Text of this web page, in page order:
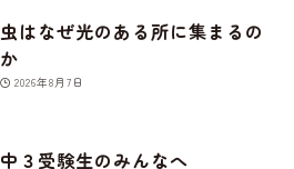
虫はなぜ光のある所に集まるの
か
2026年8月7日
中３受験生のみんなへ